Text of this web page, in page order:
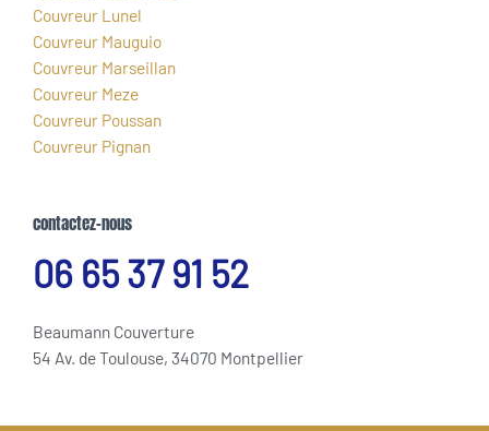
Couvreur Lunel
Couvreur Mauguio
Couvreur Marseillan
Couvreur Meze
Couvreur Poussan
Couvreur Pignan
contactez-nous
06 65 37 91 52
Beaumann Couverture
54 Av. de Toulouse, 34070 Montpellier